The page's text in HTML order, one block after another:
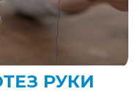
РУКИ